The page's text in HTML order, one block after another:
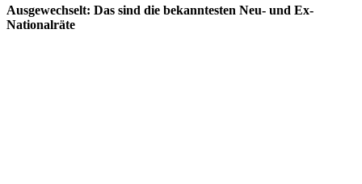
Ausgewechselt: Das sind die bekanntesten Neu- und Ex-
Nationalräte